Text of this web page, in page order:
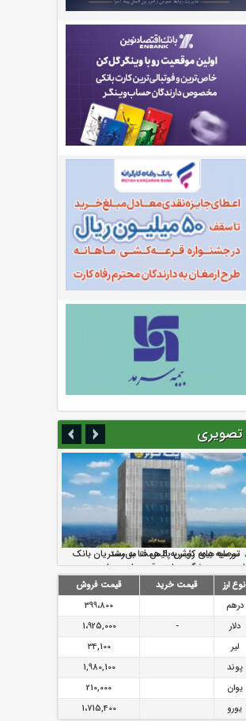
تصویری
ارزش سهام عدالت بالا رفت
سرمایه بیمه کوثر به ۴ همت می‌رسد
نود ثانیه با فولاد سنگان
تقدیر دبیرکل سندیکای بیمه گران ایران از
مدیرعامل بیمه رازی
توصیه های رئیس پلیس فتا به مشتریان بانک
در مورد پیشگیری از سرقت های مجازی
نوع ارز قیمت خرید
قیمت فروش
درهم
399،800
دلار
-
1،925,000
لیر
34,100
پوند
1,980,100
یوان
210,000
یورو
1،715,400